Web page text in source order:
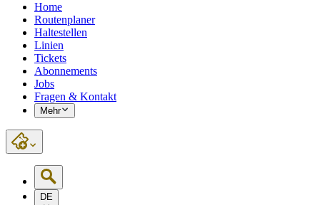
Home
Routenplaner
Haltestellen
Linien
Tickets
Abonnements
Jobs
Fragen & Kontakt
Mehr
DE